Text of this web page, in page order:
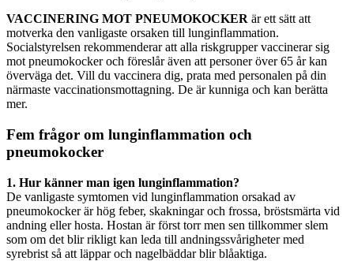
VACCINERING MOT PNEUMOKOCKER är ett sätt att
motverka den vanligaste orsaken till lunginflammation.
Socialstyrelsen rekommenderar att alla riskgrupper vaccinerar sig
mot pneumokocker och föreslår även att personer över 65 år kan
överväga det. Vill du vaccinera dig, prata med personalen på din
närmaste vaccinationsmottagning. De är kunniga och kan berätta
mer.
Fem frågor om lunginflammation och
pneumokocker
1. Hur känner man igen lunginflammation?
De vanligaste symtomen vid lunginflammation orsakad av
pneumokocker är hög feber, skakningar och frossa, bröstsmärta vid
andning eller hosta. Hostan är först torr men sen tillkommer slem
som om det blir rikligt kan leda till andningssvårigheter med
syrebrist så att läppar och nagelbäddar blir blåaktiga.